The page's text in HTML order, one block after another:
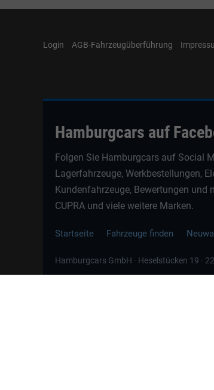
Login AGB-Fahrzeugüberführung
Hamburgcars auf
Folgen Sie Hamburgcars auf Social
Lagerfahrzeuge, Werkbestellungen,
Kundenfahrzeuge, Bewertungen und
CUPRA und viele weitere Marken.
Startseite Fahrzeuge finden
Hamburgcars GmbH · Heselstücken 19 ·